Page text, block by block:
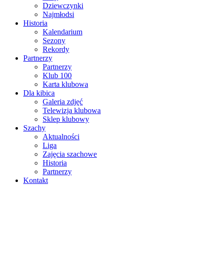
Dziewczynki
Najmłodsi
Historia
Kalendarium
Sezony
Rekordy
Partnerzy
Partnerzy
Klub 100
Karta klubowa
Dla kibica
Galeria zdjęć
Telewizja klubowa
Sklep klubowy
Szachy
Aktualności
Liga
Zajęcia szachowe
Historia
Partnerzy
Kontakt